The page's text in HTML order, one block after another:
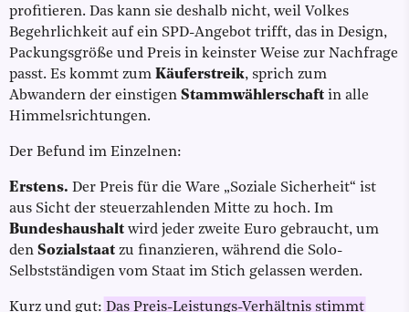
profitieren. Das kann sie deshalb nicht, weil Volkes
Begehrlichkeit auf ein SPD-Angebot trifft, das in Design,
Packungsgröße und Preis in keinster Weise zur Nachfrage
passt. Es kommt zum Käuferstreik, sprich zum
Abwandern der einstigen Stammwählerschaft in alle
Himmelsrichtungen.
Der Befund im Einzelnen:
Erstens. Der Preis für die Ware „Soziale Sicherheit“ ist
aus Sicht der steuerzahlenden Mitte zu hoch. Im
Bundeshaushalt wird jeder zweite Euro gebraucht, um
den Sozialstaat zu finanzieren, während die Solo-
Selbstständigen vom Staat im Stich gelassen werden.
Kurz und gut: Das Preis-Leistungs-Verhältnis stimmt